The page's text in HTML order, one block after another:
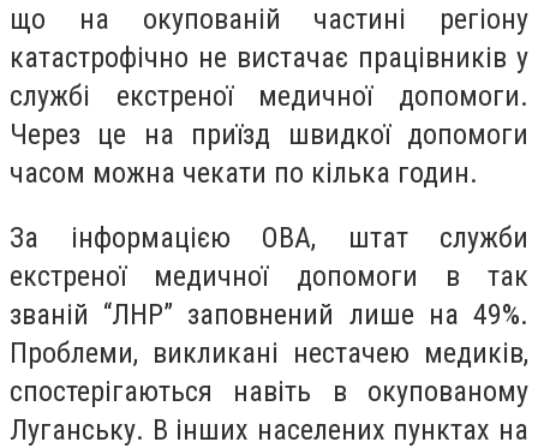
що на окупованій частині регіону
катастрофічно не вистачає працівників у
службі екстреної медичної допомоги.
Через це на приїзд швидкої допомоги
часом можна чекати по кілька годин.
За інформацією ОВА, штат служби
екстреної медичної допомоги в так
званій “ЛНР” заповнений лише на 49%.
Проблеми, викликані нестачею медиків,
спостерігаються навіть в окупованому
Луганську. В інших населених пунктах на